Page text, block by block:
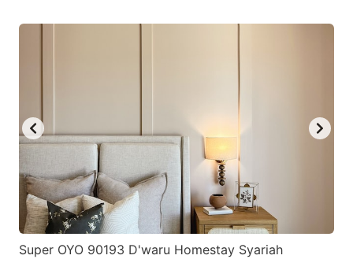
Super OYO 90193 D'waru Homestay Syariah